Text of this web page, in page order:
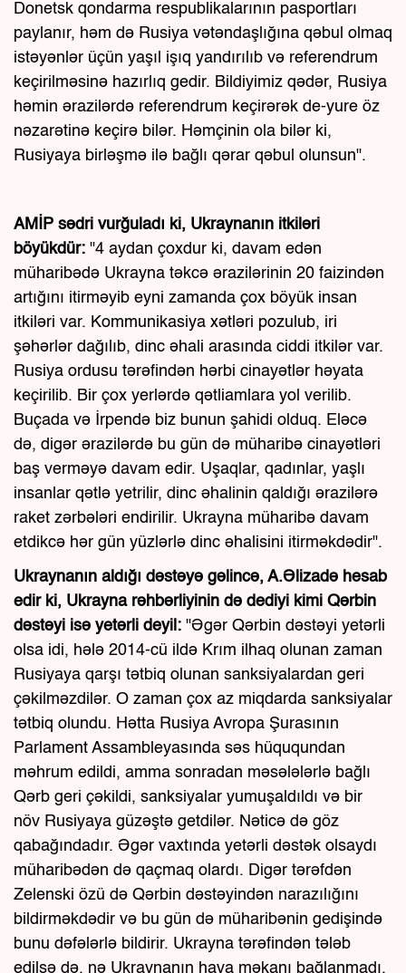
Donetsk qondarma respublikalarının pasportları
paylanır, həm də Rusiya vətəndaşlığına qəbul olmaq
istəyənlər üçün yaşıl işıq yandırılıb və referendrum
keçirilməsinə hazırlıq gedir. Bildiyimiz qədər, Rusiya
həmin ərazilərdə referendrum keçirərək de-yure öz
nəzarətinə keçirə bilər. Həmçinin ola bilər ki,
Rusiyaya birləşmə ilə bağlı qərar qəbul olunsun".
AMİP sədri vurğuladı ki, Ukraynanın itkiləri
böyükdür: "4 aydan çoxdur ki, davam edən
müharibədə Ukrayna təkcə ərazilərinin 20 faizindən
artığını itirməyib eyni zamanda çox böyük insan
itkiləri var. Kommunikasiya xətləri pozulub, iri
şəhərlər dağılıb, dinc əhali arasında ciddi itkilər var.
Rusiya ordusu tərəfindən hərbi cinayətlər həyata
keçirilib. Bir çox yerlərdə qətliamlara yol verilib.
Buçada və İrpendə biz bunun şahidi olduq. Eləcə
də, digər ərazilərdə bu gün də müharibə cinayətləri
baş verməyə davam edir. Uşaqlar, qadınlar, yaşlı
insanlar qətlə yetrilir, dinc əhalinin qaldığı ərazilərə
raket zərbələri endirilir. Ukrayna müharibə davam
etdikcə hər gün yüzlərlə dinc əhalisini itirməkdədir".
Ukraynanın aldığı dəstəyə gəlincə, A.Əlizadə hesab
edir ki, Ukrayna rəhbərliyinin də dediyi kimi Qərbin
dəstəyi isə yetərli deyil: "Əgər Qərbin dəstəyi yetərli
olsa idi, hələ 2014-cü ildə Krım ilhaq olunan zaman
Rusiyaya qarşı tətbiq olunan sanksiyalardan geri
çəkilməzdilər. O zaman çox az miqdarda sanksiyalar
tətbiq olundu. Hətta Rusiya Avropa Şurasının
Parlament Assambleyasında səs hüququndan
məhrum edildi, amma sonradan məsələlərlə bağlı
Qərb geri çəkildi, sanksiyalar yumuşaldıldı və bir
növ Rusiyaya güzəştə getdilər. Nəticə də göz
qabağındadır. Əgər vaxtında yetərli dəstək olsaydı
müharibədən də qaçmaq olardı. Digər tərəfdən
Zelenski özü də Qərbin dəstəyindən narazılığını
bildirməkdədir və bu gün də müharibənin gedişində
bunu dəfələrlə bildirir. Ukrayna tərəfindən tələb
edilsə də, nə Ukraynanın hava məkanı bağlanmadı,